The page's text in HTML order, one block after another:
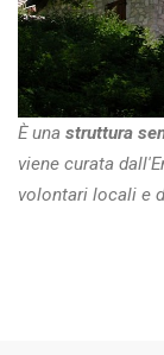
È una struttura
viene curata
volontari locali e